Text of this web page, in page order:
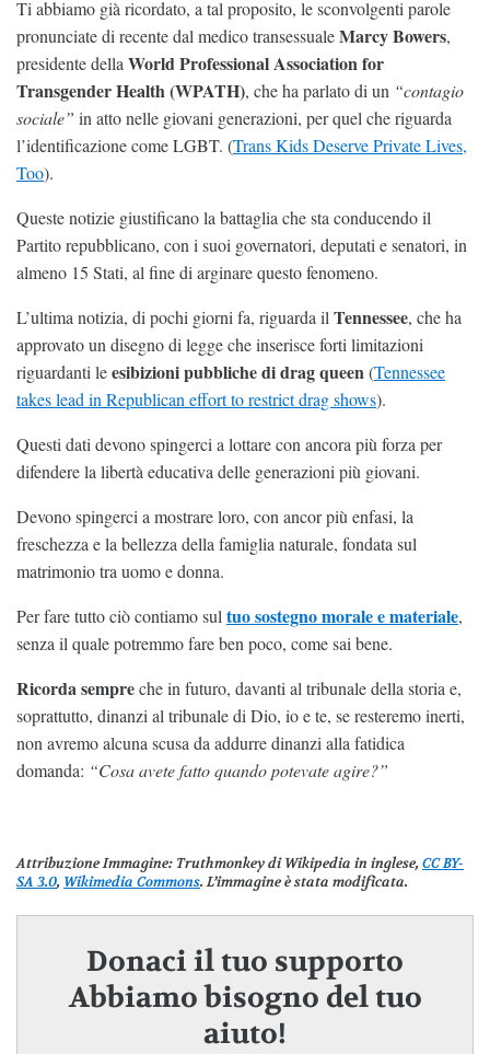
Ti abbiamo già ricordato, a tal proposito, le sconvolgenti parole
pronunciate di recente dal medico transessualeMarcy Bowers,
presidente della World Professional Association for
Transgender Health (WPATH), che ha parlato di un “contagio
sociale” in atto nelle giovani generazioni, per quel che riguarda
l’identificazione come LGBT. (Trans Kids Deserve Private Lives,
Too).
Queste notizie giustificano la battaglia che sta conducendo il
Partito repubblicano, con i suoi governatori, deputati e senatori, in
almeno 15 Stati, al fine di arginare questo fenomeno.
L’ultima notizia, di pochi giorni fa, riguarda il Tennessee, che ha
approvato un disegno di legge che inserisce forti limitazioni
riguardanti leesibizioni pubbliche di drag queen(Tennessee
takes lead in Republican effort to restrict drag shows).
Questi dati devono spingerci a lottare con ancora più forza per
difendere la libertà educativa delle generazioni più giovani.
Devono spingerci a mostrare loro, con ancor più enfasi, la
freschezza e la bellezza della famiglia naturale, fondata sul
matrimonio tra uomo e donna.
Per fare tutto ciò contiamo sul tuo sostegno morale e materiale,
senza il quale potremmo fare ben poco, come sai bene.
Ricorda sempreche in futuro, davanti al tribunale della storia e,
soprattutto, dinanzi al tribunale di Dio, io e te, se resteremo inerti,
non avremo alcuna scusa da addurre dinanzi alla fatidica
domanda: “Cosa avete fatto quando potevate agire?”
Attribuzione Immagine: Truthmonkey di Wikipedia in inglese, CC BY-
SA 3.0, Wikimedia Commons. L’immagine è stata modificata.
Donaci il tuo supporto
Abbiamo bisogno del tuo
aiuto!